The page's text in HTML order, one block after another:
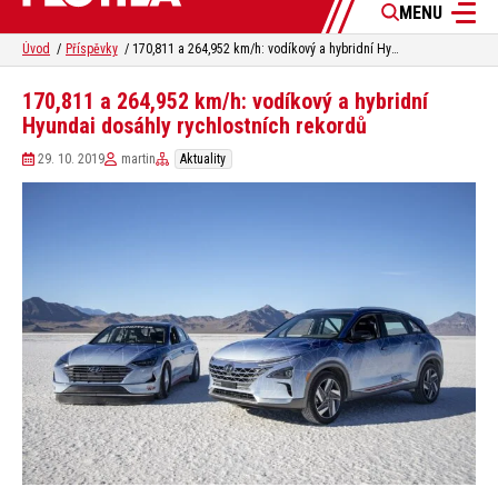
MENU
Úvod Příspěvky 170,811 a 264,952 km/h: vodíkový a hybridní Hyundai dosáhly rychlostních rekordů
170,811 a 264,952 km/h: vodíkový a hybridní
Hyundai dosáhly rychlostních rekordů
29. 10. 2019 martin Aktuality